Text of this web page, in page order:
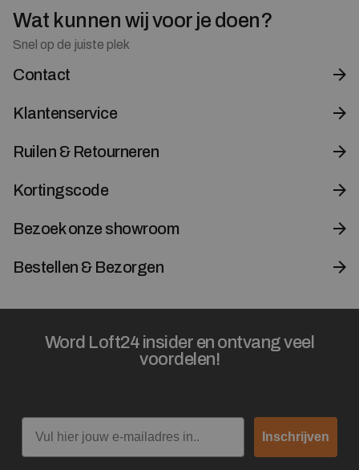
Wat kunnen wij voor je doen?
Snel op de juiste plek
Contact
Klantenservice
Ruilen & Retourneren
Kortingscode
Bezoek onze showroom
Bestellen & Bezorgen
Word Loft24 insider en ontvang veel
voordelen!
Email
Inschrijven